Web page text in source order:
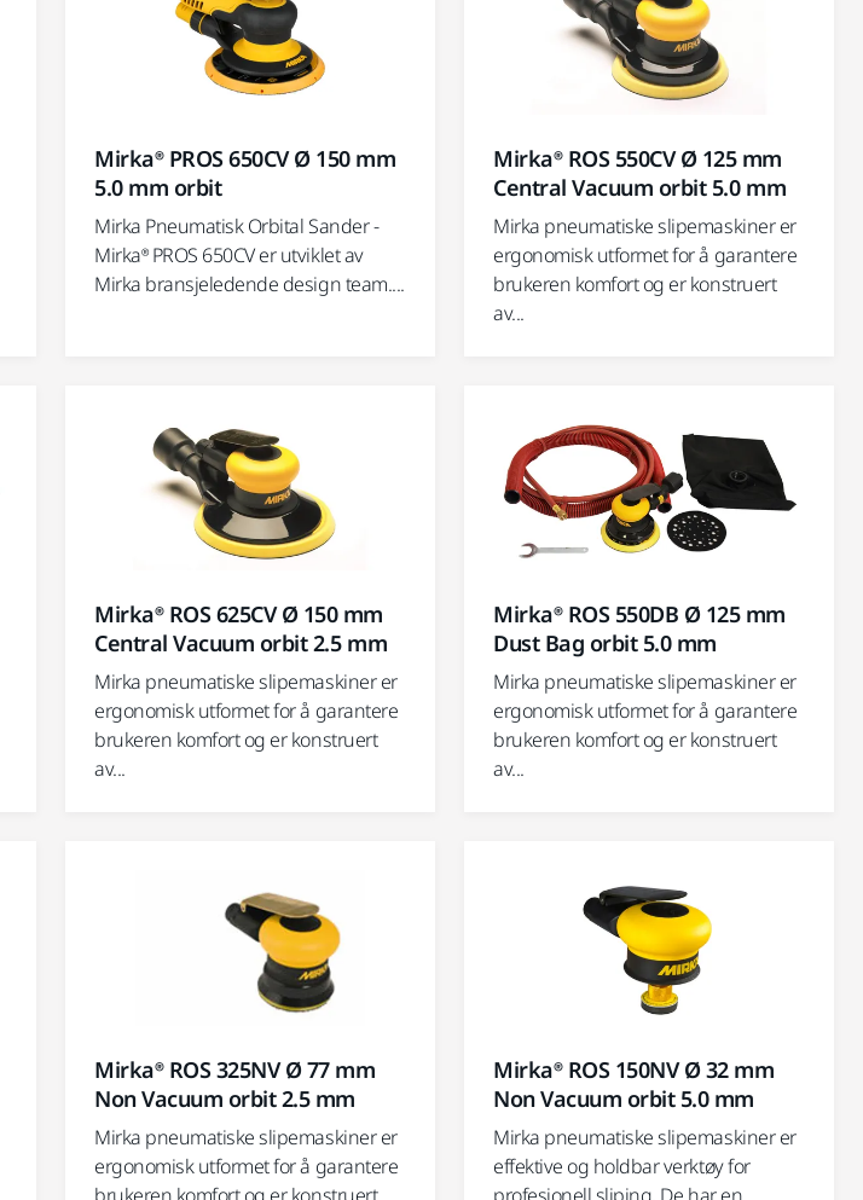
Mirka® PROS 650CV Ø 150 mm
5.0 mm orbit
Mirka Pneumatisk Orbital Sander -
Mirka® PROS 650CV er utviklet av
Mirka bransjeledende design team....
Mirka® ROS 550CV Ø 125 mm
Central Vacuum orbit 5.0 mm
Mirka pneumatiske slipemaskiner er
ergonomisk utformet for å garantere
brukeren komfort og er konstruert
av...
Mirka® ROS 625CV Ø 150 mm
Central Vacuum orbit 2.5 mm
Mirka pneumatiske slipemaskiner er
ergonomisk utformet for å garantere
brukeren komfort og er konstruert
av...
Mirka® ROS 550DB Ø 125 mm
Dust Bag orbit 5.0 mm
Mirka pneumatiske slipemaskiner er
ergonomisk utformet for å garantere
brukeren komfort og er konstruert
av...
Mirka® ROS 325NV Ø 77 mm
Non Vacuum orbit 2.5 mm
Mirka pneumatiske slipemaskiner er
ergonomisk utformet for å garantere
Mirka® ROS 150NV Ø 32 mm
Non Vacuum orbit 5.0 mm
Mirka pneumatiske slipemaskiner er
effektive og holdbar verktøy for